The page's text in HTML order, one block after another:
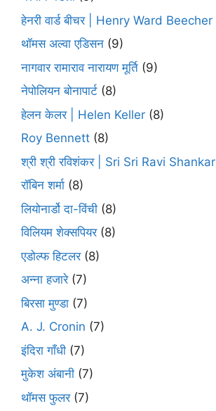
हेनरी वार्ड बीचर | Henry Ward Beecher
थॉमस अल्वा एडिसन (9)
नागवार रामाराव नारायण मूर्ति (9)
नेपोलियन बोनापार्ट (8)
हेलन केलर | Helen Keller (8)
Roy Bennett (8)
श्री श्री रविशंकर | Sri Sri Ravi Shankar
रॉबिन शर्मा (8)
लियोनार्डो दा-विंची (8)
विलियम शेक्सपियर(8)
एडोल्फ हिटलर(8)
अन्ना हजारे(7)
बिरसा मुण्डा (7)
A. J. Cronin (7)
इंदिरा गाँधी (7)
मुकेश अंबानी (7)
थॉमस फुलर(7)